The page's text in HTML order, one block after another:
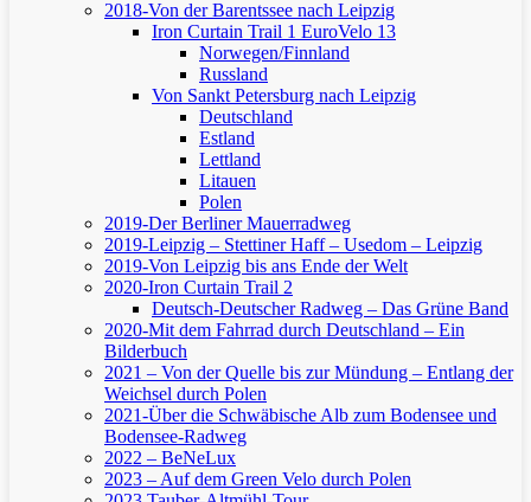
2018-Von der Barentssee nach Leipzig
Iron Curtain Trail 1 EuroVelo 13
Norwegen/Finnland
Russland
Von Sankt Petersburg nach Leipzig
Deutschland
Estland
Lettland
Litauen
Polen
2019-Der Berliner Mauerradweg
2019-Leipzig – Stettiner Haff – Usedom – Leipzig
2019-Von Leipzig bis ans Ende der Welt
2020-Iron Curtain Trail 2
Deutsch-Deutscher Radweg – Das Grüne Band
2020-Mit dem Fahrrad durch Deutschland – Ein
Bilderbuch
2021 – Von der Quelle bis zur Mündung – Entlang der
Weichsel durch Polen
2021-Über die Schwäbische Alb zum Bodensee und
Bodensee-Radweg
2022 – BeNeLux
2023 – Auf dem Green Velo durch Polen